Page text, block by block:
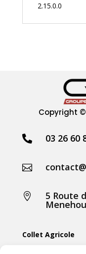
2.15.0.0
Copyright
 03 26 60

 5 Route
Collet Agricole